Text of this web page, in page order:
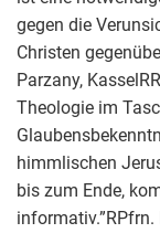
gegen die
Christen
Parzany,
Theologie im
himmlischen
bis zum Ende,